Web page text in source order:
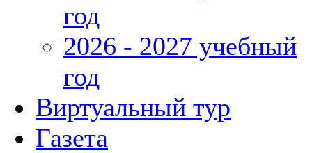
год
2026 - 2027 учебный
год
Виртуальный тур
Газета